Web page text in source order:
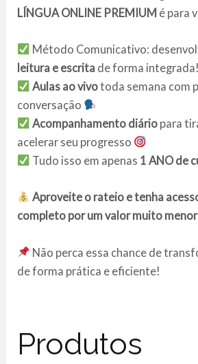
LÍNGUA ONLINE PREMIUM é para
Método Comunicativo:
leitura e escrita de forma integrada!
Aulas ao vivotoda semana com
conversação
Acompanhamento diáriopara
acelerar seu progresso
Tudo isso em apenas 1 ANO de
Aproveite o rateio e tenha
completo por um valor muito
Não perca essa chance de
de forma prática e eficiente!
Produtos